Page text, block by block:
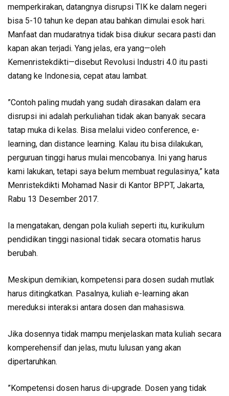
memperkirakan, datangnya disrupsi TIK ke dalam negeri
bisa 5-10 tahun ke depan atau bahkan dimulai esok hari.
Manfaat dan mudaratnya tidak bisa diukur secara pasti dan
kapan akan terjadi. Yang jelas, era yang—oleh
Kemenristekdikti—disebut Revolusi Industri 4.0 itu pasti
datang ke Indonesia, cepat atau lambat.
”Contoh paling mudah yang sudah dirasakan dalam era
disrupsi ini adalah perkuliahan tidak akan banyak secara
tatap muka di kelas. Bisa melalui video conference, e-
learning, dan distance learning. Kalau itu bisa dilakukan,
perguruan tinggi harus mulai mencobanya. Ini yang harus
kami lakukan, tetapi saya belum membuat regulasinya,” kata
Menristekdikti Mohamad Nasir di Kantor BPPT, Jakarta,
Rabu 13 Desember 2017.
Ia mengatakan, dengan pola kuliah seperti itu, kurikulum
pendidikan tinggi nasional tidak secara otomatis harus
berubah.
Meskipun demikian, kompetensi para dosen sudah mutlak
harus ditingkatkan. Pasalnya, kuliah e-learning akan
mereduksi interaksi antara dosen dan mahasiswa.
Jika dosennya tidak mampu menjelaskan mata kuliah secara
komperehensif dan jelas, mutu lulusan yang akan
dipertaruhkan.
”Kompetensi dosen harus di-upgrade. Dosen yang tidak